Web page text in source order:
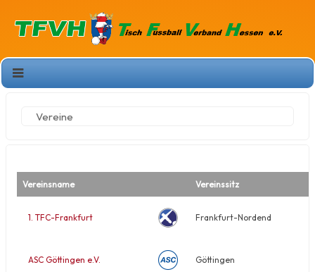
Vereine
Vereinsname Vereinssitz
1. TFC-Frankfurt Frankfurt-Nordend
ASC Göttingen e.V. Göttingen